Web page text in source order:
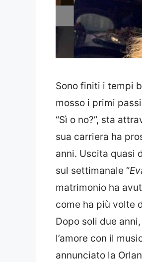
Sono finiti i tempi
mosso i primi
“Sì o no?”, sta
sua carriera ha
anni. Uscita quasi
sul settimanale “
matrimonio ha
come ha più volte
Dopo soli due
l’amore con il
annunciato la